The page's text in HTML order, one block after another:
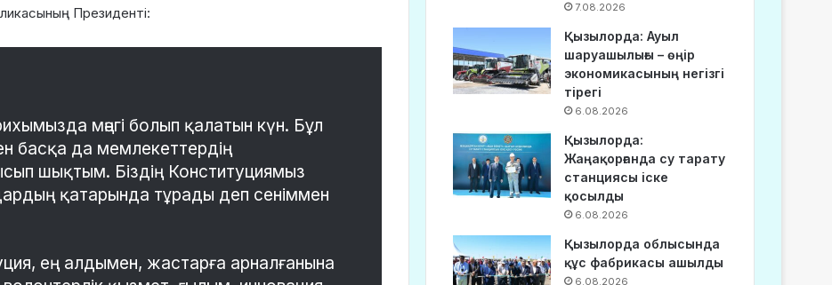
Президенті:
мәңгі болып қалатын күн. Бұл
басқа да мемлекеттердің
шықтым. Біздің Конституциямыз
қатарында тұрады деп сеніммен
ең алдымен, жастарға арналғанына
7.08.2026
Қызылорда: Ауыл
шаруашылығы – өңір
экономикасының негізгі
тірегі
6.08.2026
Қызылорда:
Жаңақорғанда су тарату
станциясы іске
қосылды
6.08.2026
Қызылорда облысында
құс фабрикасы ашылды
6.08.2026